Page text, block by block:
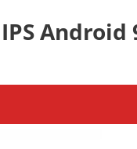
Android